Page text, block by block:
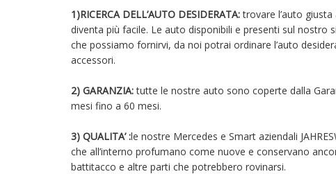
1)RICERCA DELL’AUTO DESIDERATA:trovare l’auto
diventa più facile. Le auto disponibili e presenti sul nostro
che possiamo fornirvi, da noi potrai ordinare l’auto
accessori.
2) GARANZIA:tutte le nostre auto sono coperte dalla
mesi fino a 60 mesi.
3) QUALITA’ :le nostre Mercedes e Smart aziendali
che all’interno profumano come nuove e conservano
battitacco e altre parti che potrebbero rovinarsi.